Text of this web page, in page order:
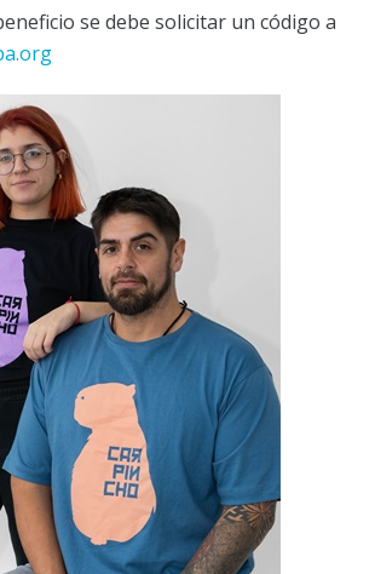
se debe solicitar un código a